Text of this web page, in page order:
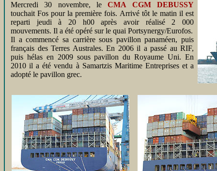
Mercredi 30 novembre, leCMA CGM DEBUSSY
touchait Fos pour la première fois. Arrivé tôt le matin il est
reparti jeudi à 20 h00 après avoir réalisé 2 000
mouvements. Il a été opéré sur le quai Portsynergy/Eurofos.
Il a commencé sa carrière sous pavillon panaméen, puis
français des Terres Australes. En 2006 il a passé au RIF,
puis hélas en 2009 sous pavillon du Royaume Uni. En
2010 il a été vendu à Samartzis Maritime Entreprises et a
adopté le pavillon grec.